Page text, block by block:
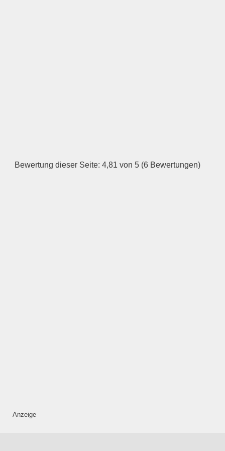
Bewertung dieser Seite: 4,81 von 5 (6 Bewertungen)
Anzeige